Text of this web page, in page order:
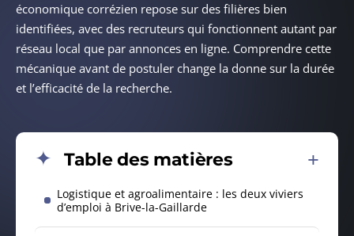
économique corrézien repose sur des filières bien
identifiées, avec des recruteurs qui fonctionnent autant par
réseau local que par annonces en ligne. Comprendre cette
mécanique avant de postuler change la donne sur la durée
et l’efficacité de la recherche.
Table des matières
Logistique et agroalimentaire : les deux viviers
d’emploi à Brive-la-Gaillarde